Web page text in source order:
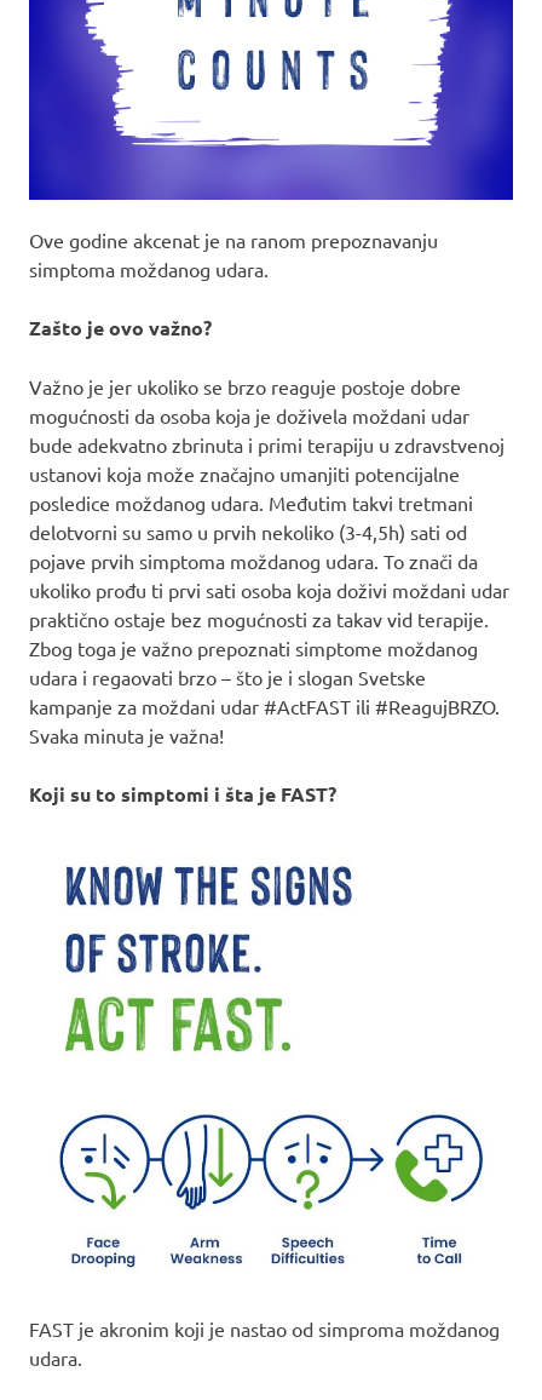
Ove godine akcenat je na ranom prepoznavanju
simptoma moždanog udara.
Zašto je ovo važno?
Važno je jer ukoliko se brzo reaguje postoje dobre
mogućnosti da osoba koja je doživela moždani udar
bude adekvatno zbrinuta i primi terapiju u zdravstvenoj
ustanovi koja može značajno umanjiti potencijalne
posledice moždanog udara. Međutim takvi tretmani
delotvorni su samo u prvih nekoliko (3-4,5h) sati od
pojave prvih simptoma moždanog udara. To znači da
ukoliko prođu ti prvi sati osoba koja doživi moždani udar
praktično ostaje bez mogućnosti za takav vid terapije.
Zbog toga je važno prepoznati simptome moždanog
udara i regaovati brzo – što je i slogan Svetske
kampanje za moždani udar #ActFAST ili #ReagujBRZO.
Svaka minuta je važna!
Koji su to simptomi i šta je FAST?
FAST je akronim koji je nastao od simproma moždanog
udara.